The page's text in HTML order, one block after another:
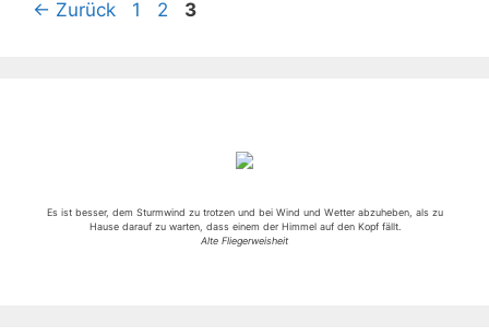
← Zurück Seite
1 Seite
2 Seite
3
Es ist besser, dem Sturmwind zu trotzen und bei Wind und Wetter abzuheben, als zu
Hause darauf zu warten, dass einem der Himmel auf den Kopf fällt.
Alte Fliegerweisheit